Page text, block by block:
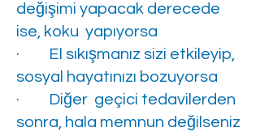
değişimi yapacak derecede
ise, koku yapıyorsa
· El sıkışmanız sizi etkileyip,
sosyal hayatınızı bozuyorsa
· Diğer geçici tedavilerden
sonra, hala memnun değilseniz